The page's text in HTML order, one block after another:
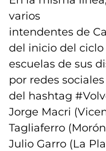
varios
intendentes de
del inicio del
escuelas de sus
por redes
del hashtag
Jorge Macri
Tagliaferro
Julio Garro (La